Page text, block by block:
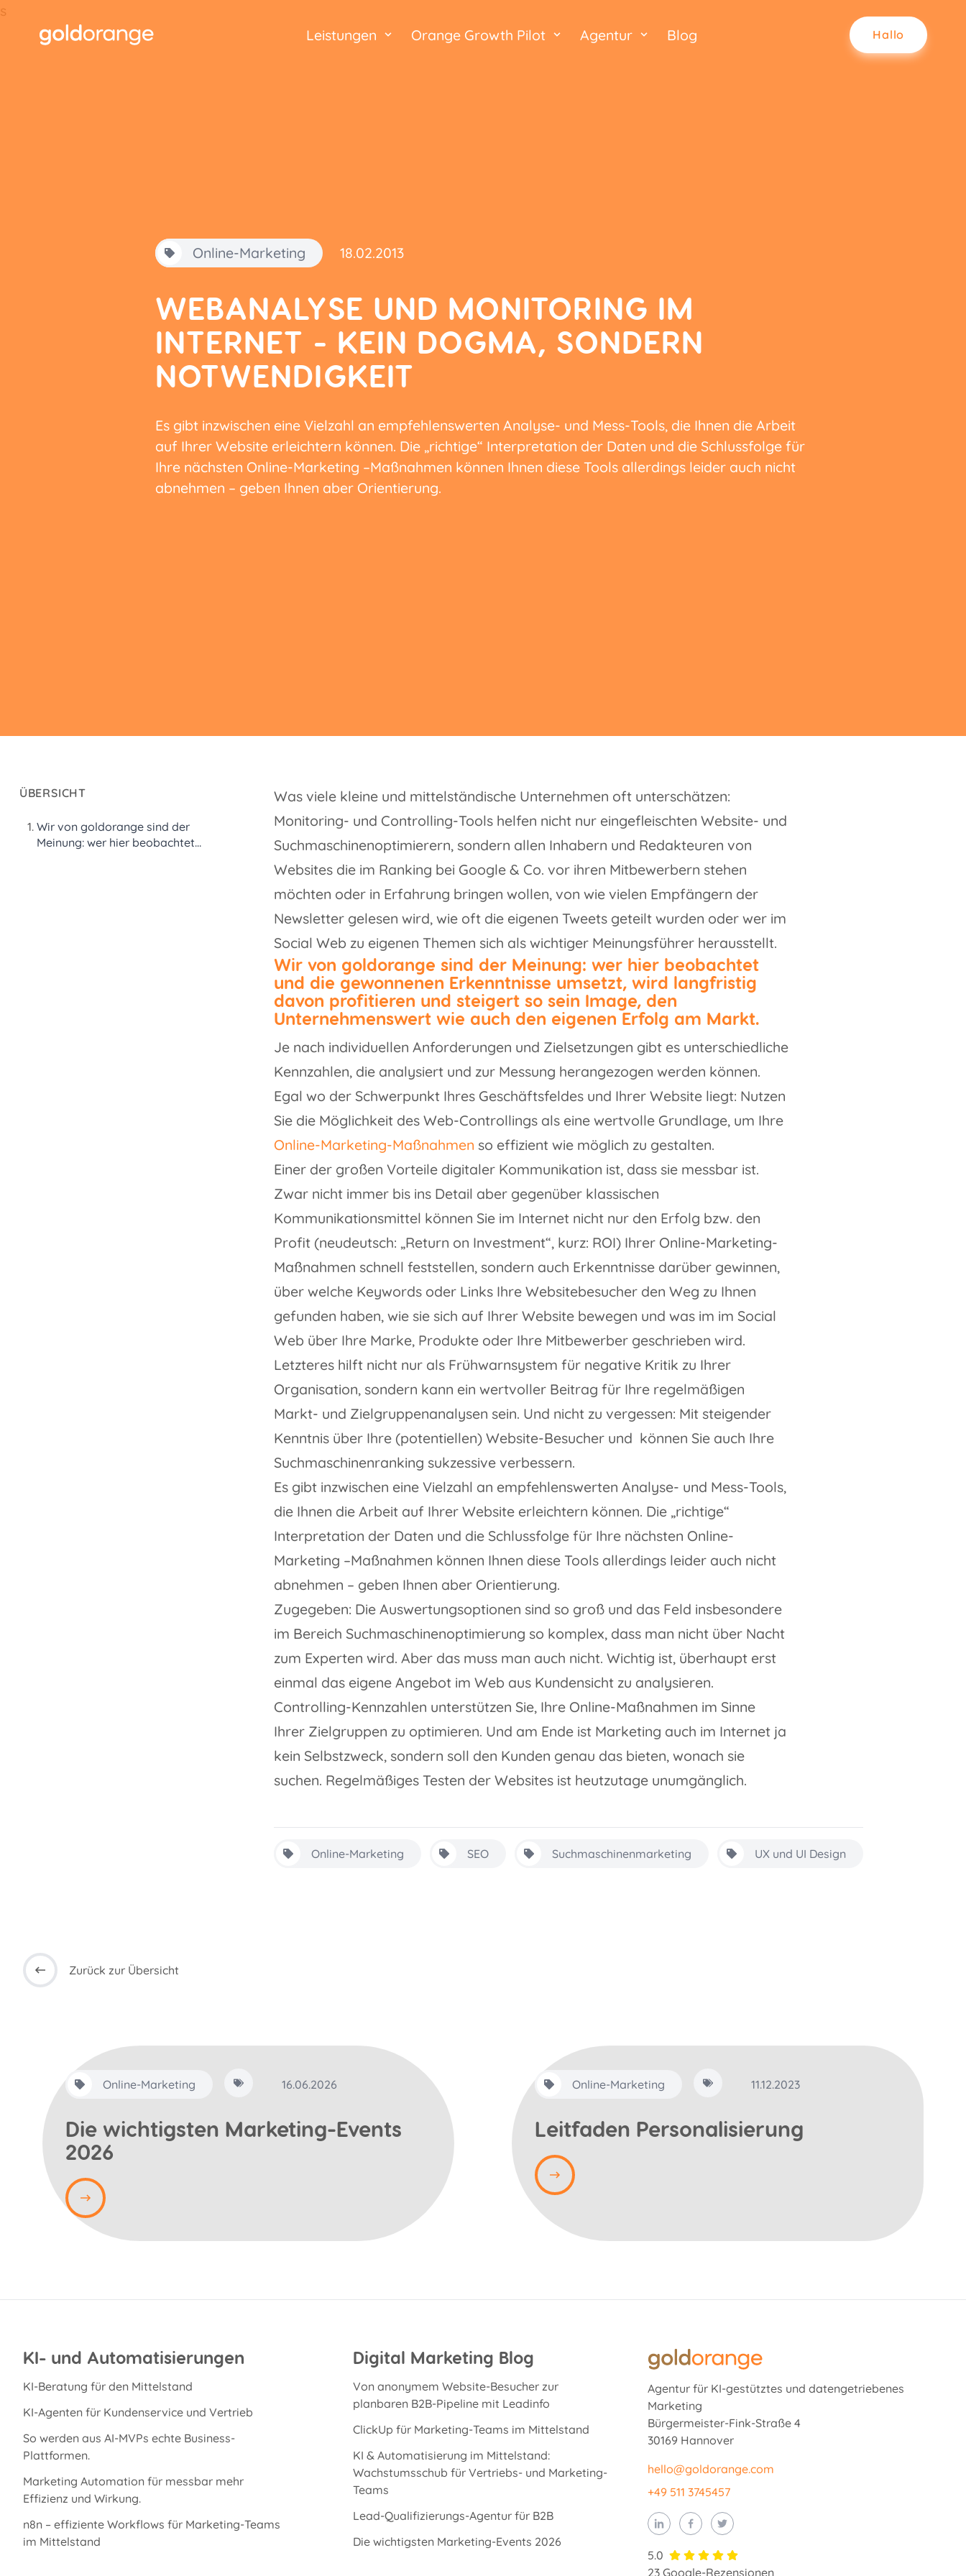
Leistungen Orange Growth Pilot Agentur Blog Hallo
s
Online-Marketing 18.02.2013
WEBANALYSE UND MONITORING IM
INTERNET - KEIN DOGMA, SONDERN
NOTWENDIGKEIT
Es gibt inzwischen eine Vielzahl an empfehlenswerten Analyse- und Mess-Tools, die Ihnen die Arbeit
auf Ihrer Website erleichtern können. Die „richtige“ Interpretation der Daten und die Schlussfolge für
Ihre nächsten Online-Marketing –Maßnahmen können Ihnen diese Tools allerdings leider auch nicht
abnehmen – geben Ihnen aber Orientierung.
ÜBERSICHT
Wir von goldorange sind der
Meinung: wer hier beobachtet
Was viele kleine und mittelständische Unternehmen oft unterschätzen:
Monitoring- und Controlling-Tools helfen nicht nur eingefleischten Website- und
Suchmaschinenoptimierern, sondern allen Inhabern und Redakteuren von
Websites die im Ranking bei Google & Co. vor ihren Mitbewerbern stehen
möchten oder in Erfahrung bringen wollen, von wie vielen Empfängern der
Newsletter gelesen wird, wie oft die eigenen Tweets geteilt wurden oder wer im
Social Web zu eigenen Themen sich als wichtiger Meinungsführer herausstellt.
Wir von goldorange sind der Meinung: wer hier beobachtet
und die gewonnenen Erkenntnisse umsetzt, wird langfristig
davon profitieren und steigert so sein Image, den
Unternehmenswert wie auch den eigenen Erfolg am Markt.
Je nach individuellen Anforderungen und Zielsetzungen gibt es unterschiedliche
Kennzahlen, die analysiert und zur Messung herangezogen werden können.
Egal wo der Schwerpunkt Ihres Geschäftsfeldes und Ihrer Website liegt: Nutzen
Sie die Möglichkeit des Web-Controllings als eine wertvolle Grundlage, um Ihre
Online-Marketing-Maßnahmen so effizient wie möglich zu gestalten.
Einer der großen Vorteile digitaler Kommunikation ist, dass sie messbar ist.
Zwar nicht immer bis ins Detail aber gegenüber klassischen
Kommunikationsmittel können Sie im Internet nicht nur den Erfolg bzw. den
Profit (neudeutsch: „Return on Investment“, kurz: ROI) Ihrer Online-Marketing-
Maßnahmen schnell feststellen, sondern auch Erkenntnisse darüber gewinnen,
über welche Keywords oder Links Ihre Websitebesucher den Weg zu Ihnen
gefunden haben, wie sie sich auf Ihrer Website bewegen und was im im Social
Web über Ihre Marke, Produkte oder Ihre Mitbewerber geschrieben wird.
Letzteres hilft nicht nur als Frühwarnsystem für negative Kritik zu Ihrer
Organisation, sondern kann ein wertvoller Beitrag für Ihre regelmäßigen
Markt- und Zielgruppenanalysen sein. Und nicht zu vergessen: Mit steigender
Kenntnis über Ihre (potentiellen) Website-Besucher und können Sie auch Ihre
Suchmaschinenranking sukzessive verbessern.
Es gibt inzwischen eine Vielzahl an empfehlenswerten Analyse- und Mess-Tools,
die Ihnen die Arbeit auf Ihrer Website erleichtern können. Die „richtige“
Interpretation der Daten und die Schlussfolge für Ihre nächsten Online-
Marketing –Maßnahmen können Ihnen diese Tools allerdings leider auch nicht
abnehmen – geben Ihnen aber Orientierung.
Zugegeben: Die Auswertungsoptionen sind so groß und das Feld insbesondere
im Bereich Suchmaschinenoptimierung so komplex, dass man nicht über Nacht
zum Experten wird. Aber das muss man auch nicht. Wichtig ist, überhaupt erst
einmal das eigene Angebot im Web aus Kundensicht zu analysieren.
Controlling-Kennzahlen unterstützen Sie, Ihre Online-Maßnahmen im Sinne
Ihrer Zielgruppen zu optimieren. Und am Ende ist Marketing auch im Internet ja
kein Selbstzweck, sondern soll den Kunden genau das bieten, wonach sie
suchen. Regelmäßiges Testen der Websites ist heutzutage unumgänglich.
Online-Marketing SEO Suchmaschinenmarketing UX und UI Design
Zurück zur Übersicht
Online-Marketing 16.06.2026
Die wichtigsten Marketing-Events
2026
Online-Marketing 11.12.2023
Leitfaden Personalisierung
KI- und Automatisierungen
KI-Beratung für den Mittelstand
KI-Agenten für Kundenservice und Vertrieb
So werden aus AI-MVPs echte Business-
Plattformen.
Marketing Automation für messbar mehr
Effizienz und Wirkung.
n8n – effiziente Workflows für Marketing-Teams
im Mittelstand
Digital Marketing Blog
Von anonymem Website-Besucher zur
planbaren B2B-Pipeline mit Leadinfo
ClickUp für Marketing-Teams im Mittelstand
KI & Automatisierung im Mittelstand:
Wachstumsschub für Vertriebs- und Marketing-
Teams
Lead-Qualifizierungs-Agentur für B2B
Die wichtigsten Marketing-Events 2026
Agentur für KI-gestütztes und datengetriebenes
Marketing
Bürgermeister-Fink-Straße 4
30169 Hannover
hello@goldorange.com
+49 511 3745457
5.0
23 Google-Rezensionen